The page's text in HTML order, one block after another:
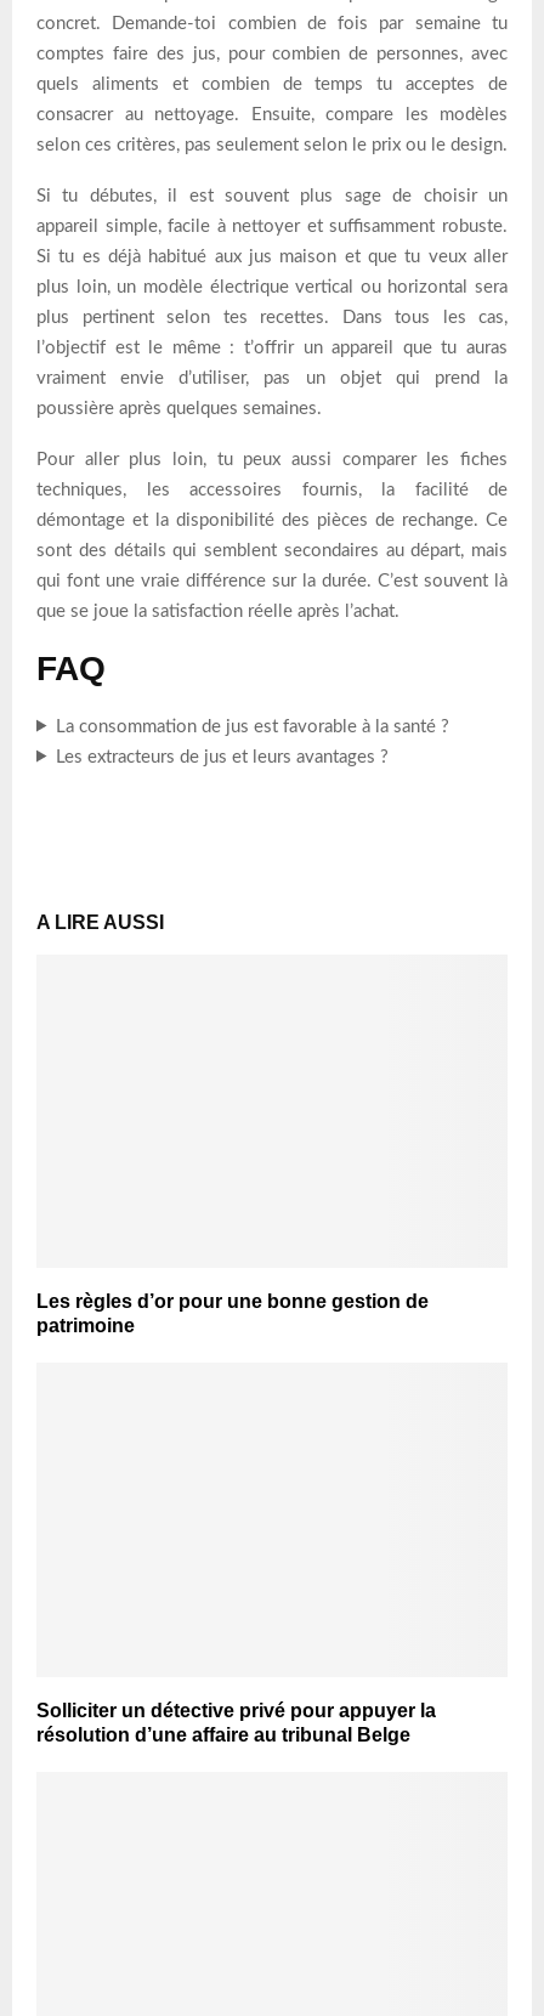
concret. Demande-toi combien de fois par semaine tu
comptes faire des jus, pour combien de personnes, avec
quels aliments et combien de temps tu acceptes de
consacrer au nettoyage. Ensuite, compare les modèles
selon ces critères, pas seulement selon le prix ou le design.
Si tu débutes, il est souvent plus sage de choisir un
appareil simple, facile à nettoyer et suffisamment robuste.
Si tu es déjà habitué aux jus maison et que tu veux aller
plus loin, un modèle électrique vertical ou horizontal sera
plus pertinent selon tes recettes. Dans tous les cas,
l’objectif est le même : t’offrir un appareil que tu auras
vraiment envie d’utiliser, pas un objet qui prend la
poussière après quelques semaines.
Pour aller plus loin, tu peux aussi comparer les fiches
techniques, les accessoires fournis, la facilité de
démontage et la disponibilité des pièces de rechange. Ce
sont des détails qui semblent secondaires au départ, mais
qui font une vraie différence sur la durée. C’est souvent là
que se joue la satisfaction réelle après l’achat.
FAQ
La consommation de jus est favorable à la santé ?
Les extracteurs de jus et leurs avantages ?
A LIRE AUSSI
Les règles d’or pour une bonne gestion de
patrimoine
Solliciter un détective privé pour appuyer la
résolution d’une affaire au tribunal Belge